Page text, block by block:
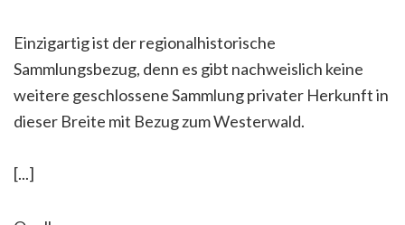
Einzigartig ist der regionalhistorische
Sammlungsbezug, denn es gibt nachweislich keine
weitere geschlossene Sammlung privater Herkunft in
dieser Breite mit Bezug zum Westerwald.
[...]